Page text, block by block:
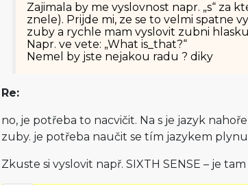
Zajimala by me vyslovnost napr. „s“ za
znele). Prijde mi, ze se to velmi spatne
zuby a rychle mam vyslovit zubni
Napr. ve vete: „What is_that?“
Nemel by jste nejakou radu ? diky
Re:
no, je potřeba to nacvičit. Na s je jazyk
zuby. je potřeba naučit se tím jazykem
Zkuste si vyslovit např. SIXTH SENSE – je